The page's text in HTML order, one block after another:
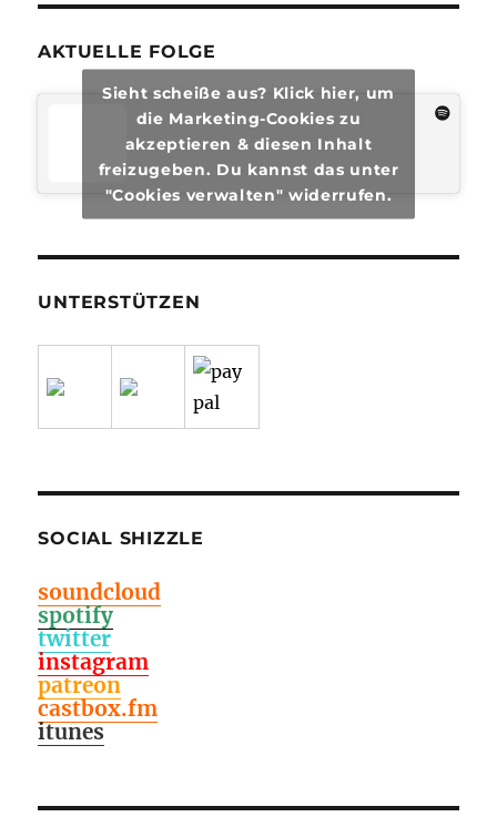
AKTUELLE FOLGE
Sieht scheiße aus? Klick hier, um
die Marketing-Cookies zu
akzeptieren & diesen Inhalt
freizugeben. Du kannst das unter
"Cookies verwalten" widerrufen.
UNTERSTÜTZEN
SOCIAL SHIZZLE
soundcloud
spotify
twitter
instagram
patreon
castbox.fm
itunes